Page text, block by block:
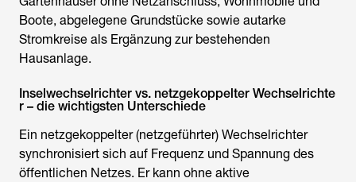
Boote, abgelegene Grundstücke sowie autarke
Stromkreise als Ergänzung zur bestehenden
Hausanlage.
Inselwechselrichter vs. netzgekoppelter Wechselrichte
r – die wichtigsten Unterschiede
Ein netzgekoppelter (netzgeführter) Wechselrichter
synchronisiert sich auf Frequenz und Spannung des
öffentlichen Netzes. Er kann ohne aktive